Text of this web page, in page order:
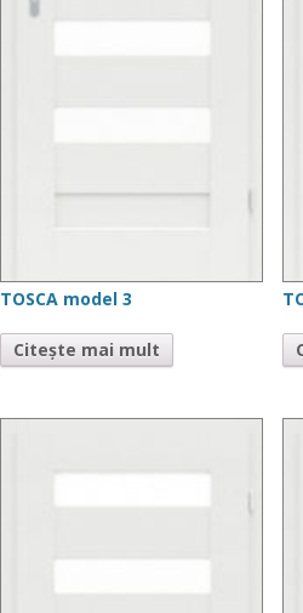
TOSCA model 3
Citește mai mult